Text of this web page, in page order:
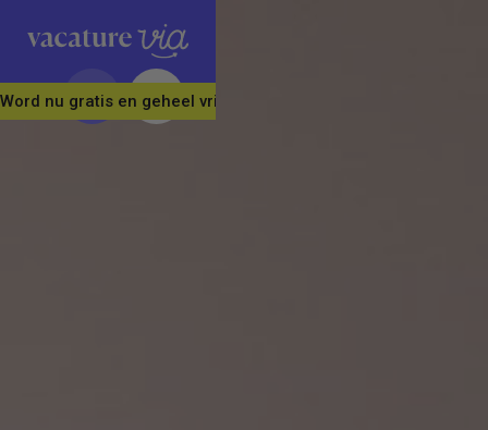
Word nu gratis en geheel vrijblijvend lid van ons Vacature Via